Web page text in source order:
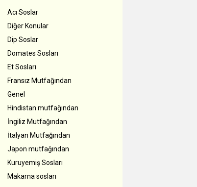
Acı Soslar
Diğer Konular
Dip Soslar
Domates Sosları
Et Sosları
Fransız Mutfağından
Genel
Hindistan mutfağından
İngiliz Mutfağından
İtalyan Mutfağından
Japon mutfağından
Kuruyemiş Sosları
Makarna sosları